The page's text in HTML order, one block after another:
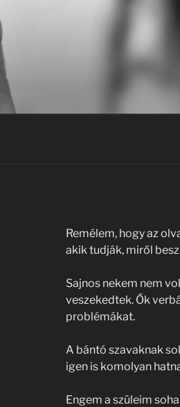
Remélem, hogy az
akik tudják, miről
Sajnos nekem nem
veszekedtek. Ők
problémákat.
A bántó szavaknak
igen is komolyan
Engem a szüleim